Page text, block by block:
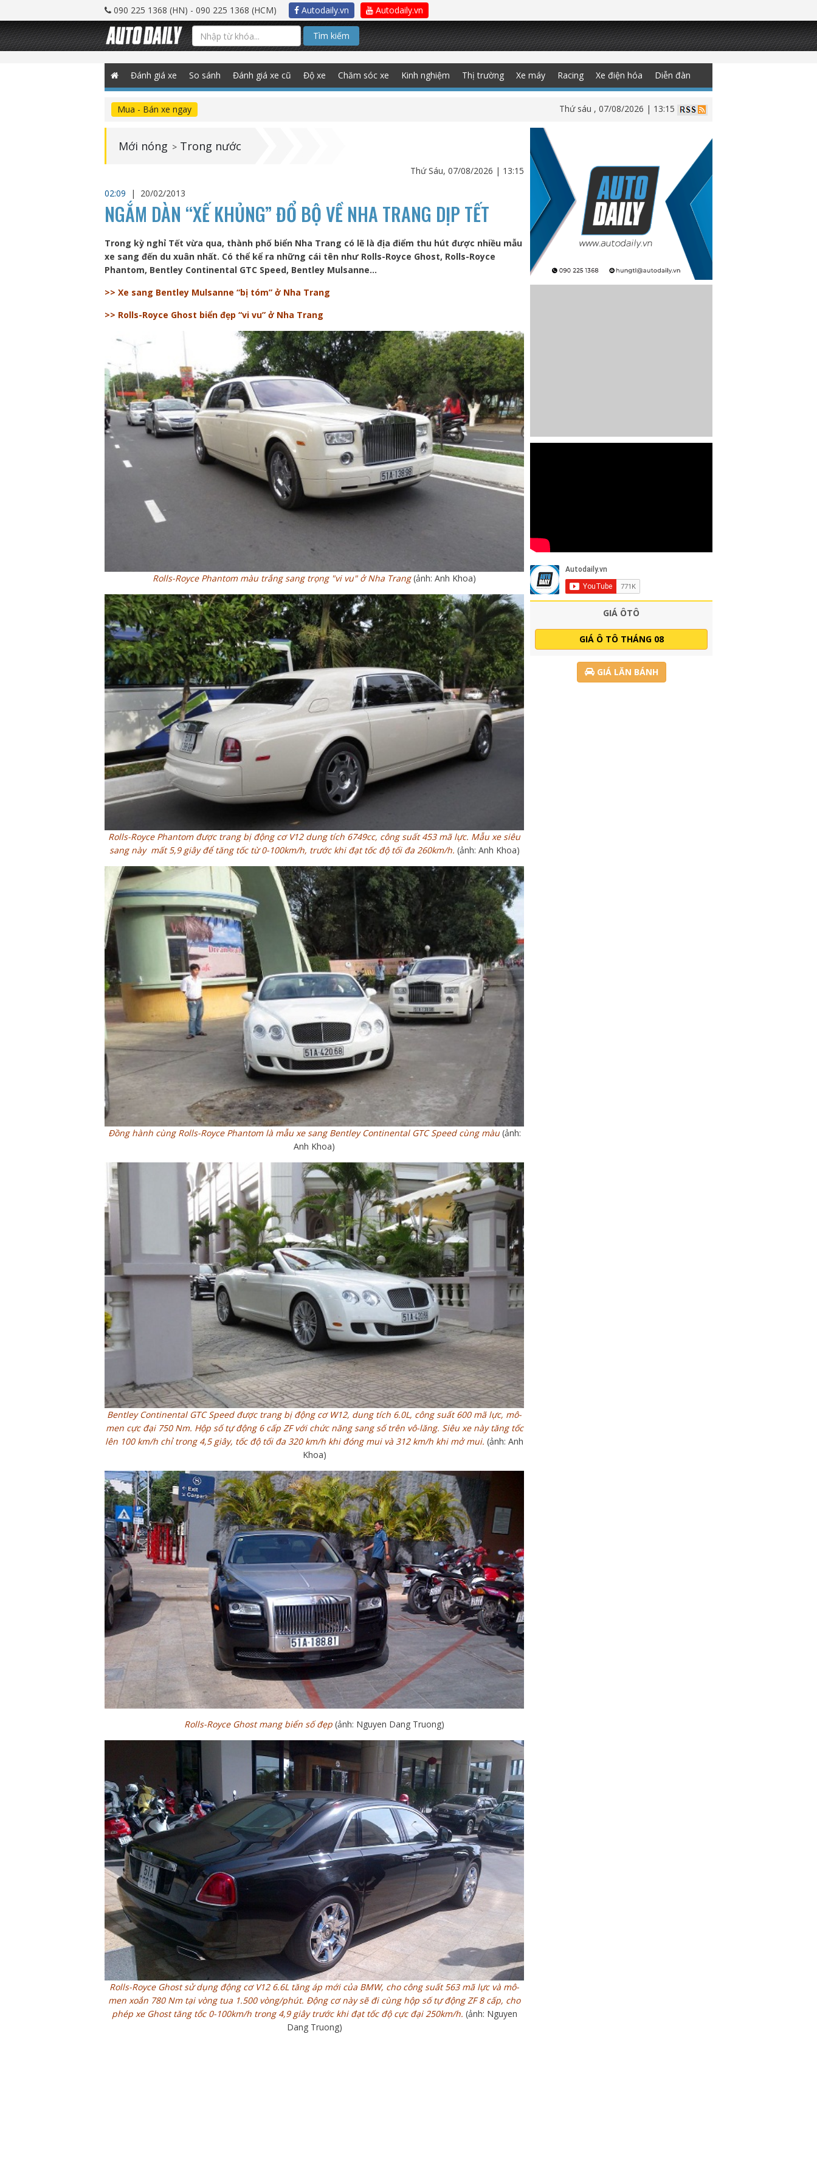
090 225 1368 (HN) - 090 225 1368 (HCM) Autodaily.vn Autodaily.vn
Tìm kiếm
Đánh giá xe So sánh Đánh giá xe cũ Độ xe Chăm sóc xe Kinh nghiệm Thị trường Xe máy Racing Xe điện hóa Diễn đàn
Mua - Bán xe ngay Thứ sáu , 07/08/2026 | 13:15
Mới nóng > Trong nước
Thứ Sáu, 07/08/2026 | 13:15
02:09
| 20/02/2013
NGẮM DÀN “XẾ KHỦNG” ĐỔ BỘ VỀ NHA TRANG DỊP TẾT
Trong kỳ nghỉ Tết vừa qua, thành phố biển Nha Trang có lẽ là địa điểm thu hút được nhiều mẫu
xe sang đến du xuân nhất. Có thể kể ra những cái tên như Rolls-Royce Ghost, Rolls-Royce
Phantom, Bentley Continental GTC Speed, Bentley Mulsanne…
>> Xe sang Bentley Mulsanne “bị tóm” ở Nha Trang
>> Rolls-Royce Ghost biển đẹp “vi vu” ở Nha Trang
Rolls-Royce Phantom màu trắng sang trọng "vi vu" ở Nha Trang(ảnh: Anh Khoa)
Rolls-Royce Phantom được trang bị động cơ V12 dung tích 6749cc, công suất 453 mã lực. Mẫu xe siêu
sang này mất 5,9 giây để tăng tốc từ 0-100km/h, trước khi đạt tốc độ tối đa 260km/h. (ảnh: Anh Khoa)
Đồng hành cùng Rolls-Royce Phantom là mẫu xe sang Bentley Continental GTC Speed cùng màu(ảnh:
Anh Khoa)
Bentley Continental GTC Speed được trang bị động cơ W12, dung tích 6.0L, công suất 600 mã lực, mô-
men cực đại 750 Nm. Hộp số tự động 6 cấp ZF với chức năng sang số trên vô-lăng. Siêu xe này tăng tốc
lên 100 km/h chỉ trong 4,5 giây, tốc độ tối đa 320 km/h khi đóng mui và 312 km/h khi mở mui. (ảnh: Anh
Khoa)
Rolls-Royce Ghost mang biển số đẹp (ảnh: Nguyen Dang Truong)
Rolls-Royce Ghost sử dụng động cơ V12 6.6L tăng áp mới của BMW, cho công suất 563 mã lực và mô-
men xoắn 780 Nm tại vòng tua 1.500 vòng/phút. Động cơ này sẽ đi cùng hộp số tự động ZF 8 cấp, cho
phép xe Ghost tăng tốc 0-100km/h trong 4,9 giây trước khi đạt tốc độ cực đại 250km/h. (ảnh: Nguyen
Dang Truong)
GIÁ ÔTÔ
GIÁ Ô TÔ THÁNG 08
GIÁ LĂN BÁNH